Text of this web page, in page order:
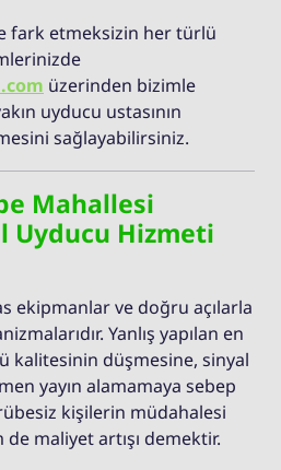
fark etmeksizin her türlü
üzerinden bizimle
uyducu ustasının
sağlayabilirsiniz.
Mahallesi
Uyducu Hizmeti
ekipmanlar ve doğru açılarla
Yanlış yapılan en
kalitesinin düşmesine, sinyal
yayın alamamaya sebep
kişilerin müdahalesi
maliyet artışı demektir.